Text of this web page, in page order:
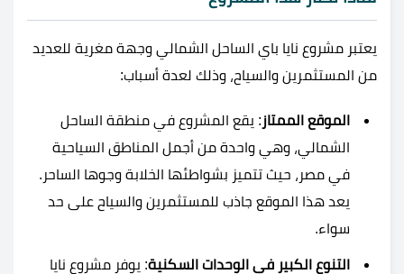
يعتبر مشروع نايا باي الساحل الشمالي وجهة مغرية للعديد
من المستثمرين والسياح، وذلك لعدة أسباب:
الموقع الممتاز : يقع المشروع في منطقة الساحل
الشمالي، وهي واحدة من أجمل المناطق السياحية
في مصر، حيث تتميز بشواطئها الخلابة وجوها الساحر.
يعد هذا الموقع جاذب للمستثمرين والسياح على حد
سواء.
التنوع الكبير في الوحدات السكنية: يوفر مشروع نايا